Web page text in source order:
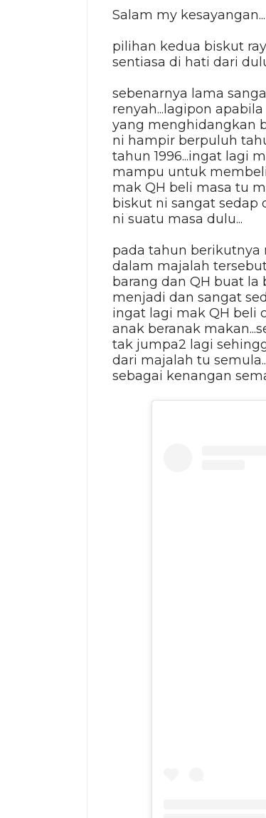
Salam my kesayangan...
pilihan kedua biskut
sentiasa di hati dari
sebenarnya lama
renyah...lagipon
yang menghidangkan
ni hampir berpuluh
tahun 1996...ingat lagi
mampu untuk
mak QH beli masa tu
biskut ni sangat sedap
ni suatu masa dulu...
pada tahun berikutnya
dalam majalah
barang dan QH buat la
menjadi dan sangat
ingat lagi mak QH beli
anak beranak
tak jumpa2 lagi
dari majalah tu
sebagai kenangan